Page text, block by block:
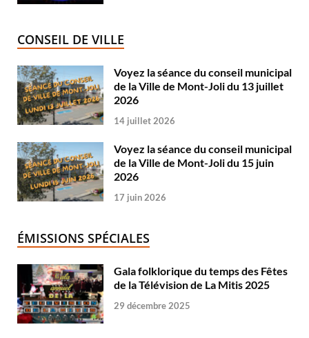
CONSEIL DE VILLE
Voyez la séance du conseil municipal
de la Ville de Mont-Joli du 13 juillet
2026
14 juillet 2026
Voyez la séance du conseil municipal
de la Ville de Mont-Joli du 15 juin
2026
17 juin 2026
ÉMISSIONS SPÉCIALES
Gala folklorique du temps des Fêtes
de la Télévision de La Mitis 2025
29 décembre 2025